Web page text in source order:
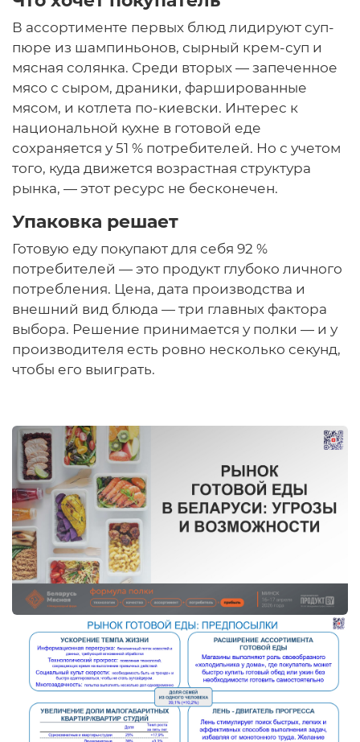
В ассортименте первых блюд лидируют суп-
пюре из шампиньонов, сырный крем-суп и
мясная солянка. Среди вторых — запеченное
мясо с сыром, драники, фаршированные
мясом, и котлета по-киевски. Интерес к
национальной кухне в готовой еде
сохраняется у 51 % потребителей. Но с учетом
того, куда движется возрастная структура
рынка, — этот ресурс не бесконечен.
Упаковка решает
Готовую еду покупают для себя 92 %
потребителей — это продукт глубоко личного
потребления. Цена, дата производства и
внешний вид блюда — три главных фактора
выбора. Решение принимается у полки — и у
производителя есть ровно несколько секунд,
чтобы его выиграть.